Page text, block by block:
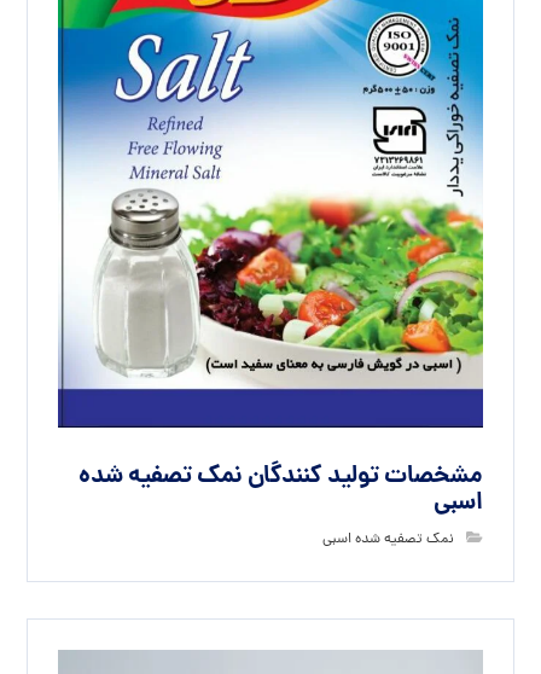
مشخصات تولید کنندگان نمک تصفیه شده
اسبی
نمک تصفیه شده اسبی